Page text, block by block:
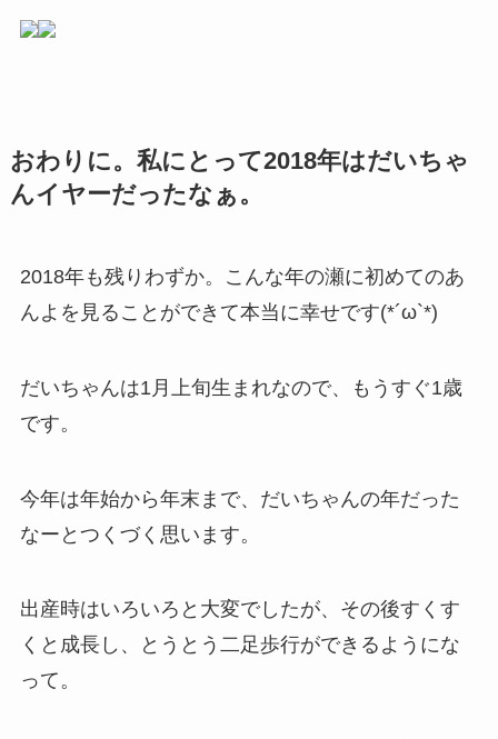
おわりに。私にとって2018年はだいちゃ
んイヤーだったなぁ。
2018年も残りわずか。こんな年の瀬に初めてのあ
んよを見ることができて本当に幸せです(*´ω`*)
だいちゃんは1月上旬生まれなので、もうすぐ1歳
です。
今年は年始から年末まで、だいちゃんの年だった
なーとつくづく思います。
出産時はいろいろと大変でしたが、その後すくす
くと成長し、とうとう二足歩行ができるようにな
って。